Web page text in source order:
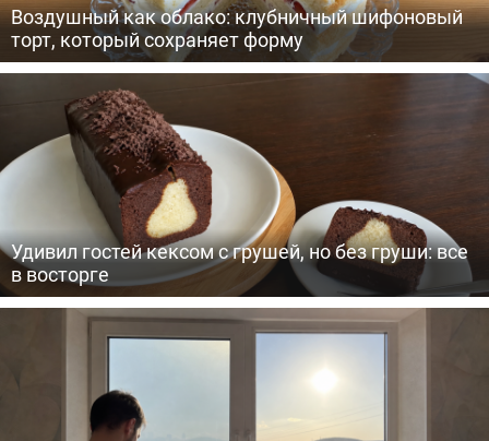
Воздушный как облако: клубничный шифоновый
торт, который сохраняет форму
Удивил гостей кексом с грушей, но без груши: все
в восторге